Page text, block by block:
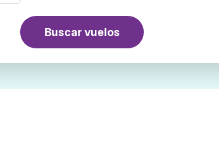
Buscar vuelos